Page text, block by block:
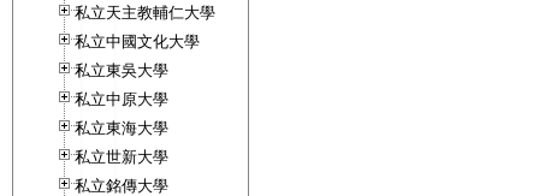
私立天主教輔仁大學
私立中國文化大學
私立東吳大學
私立中原大學
私立東海大學
私立世新大學
私立銘傳大學